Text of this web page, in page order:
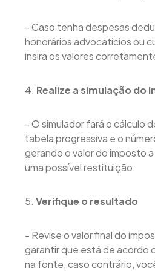
- Caso tenha despesas
honorários advocatícios ou
insira os valores
4. Realize a simulação do
- O simulador fará o cálculo
tabela progressiva e o
gerando o valor do imposto
uma possível restituição.
5. Verifique o resultado
- Revise o valor final do
garantir que está de acordo
na fonte, caso contrário,